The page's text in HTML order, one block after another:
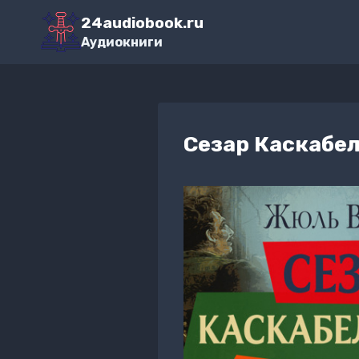
Перейти
содержимому
24audiobook.ru
Аудиокниги
Сезар